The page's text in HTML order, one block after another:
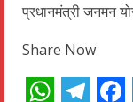
प्रधानमंत्री जनमन
Share Now